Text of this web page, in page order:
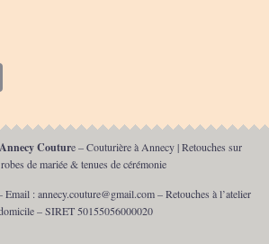
Annecy Couture – Couturière à Annecy | Retouches sur
de mariée & tenues de cérémonie
Email :annecy.couture@gmail.com– Retouches à l’atelier
– SIRET 50155056000020